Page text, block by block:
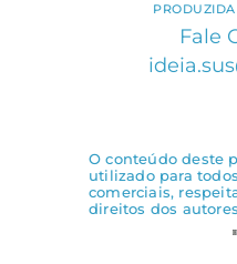
Fale
O conteúdo deste
utilizado para
comerciais,
direitos dos